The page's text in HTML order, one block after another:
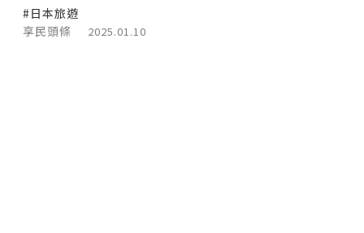
#日本旅遊
享民頭條
2025.01.10